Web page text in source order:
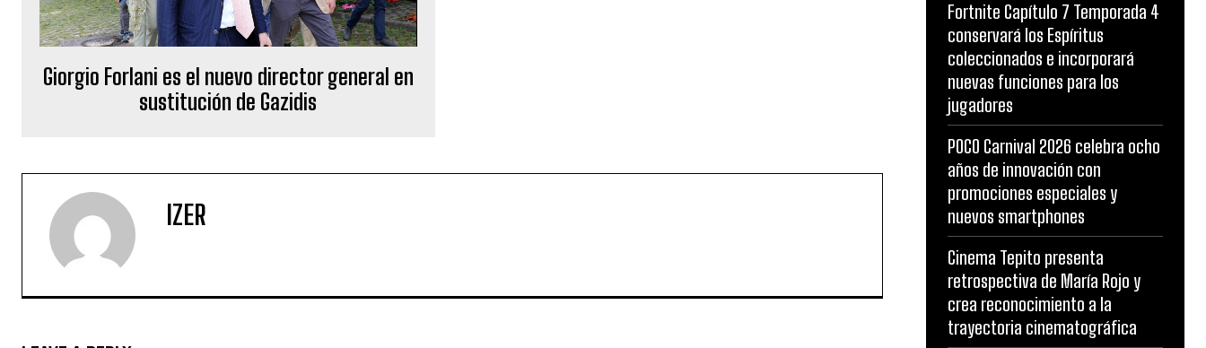
Giorgio Forlani es el nuevo director general en
sustitución de Gazidis
IZER
Fortnite Capítulo 7 Temporada 4
conservará los Espíritus
coleccionados e incorporará
nuevas funciones para los
jugadores
POCO Carnival 2026 celebra ocho
años de innovación con
promociones especiales y
nuevos smartphones
Cinema Tepito presenta
retrospectiva de María Rojo y
crea reconocimiento a la
trayectoria cinematográfica